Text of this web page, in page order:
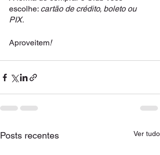
escolhe: cartão de crédito, boleto ou
PIX.
Aproveitem!
Posts recentes Ver tudo